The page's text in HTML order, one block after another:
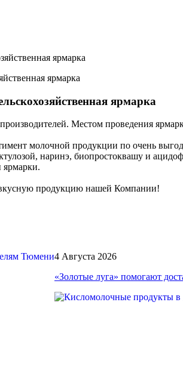
ярмарка
ярмарка
Местом проведения
молочной продукции по очень
наринэ, биопростоквашу и
ярмарки.
продукцию нашей Компании!
4 Августа 2026
«Золотые луга» помогают